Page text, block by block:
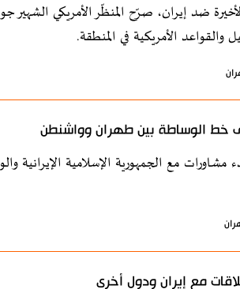
ضد إيران، صرّح المنظّر الأمريكي
الأمريكية في المنطقة.
خط الوساطة بين طهران وواشنطن
مشاورات مع الجمهورية الإسلامية الإيرانية
مع إيران ودول أخرى